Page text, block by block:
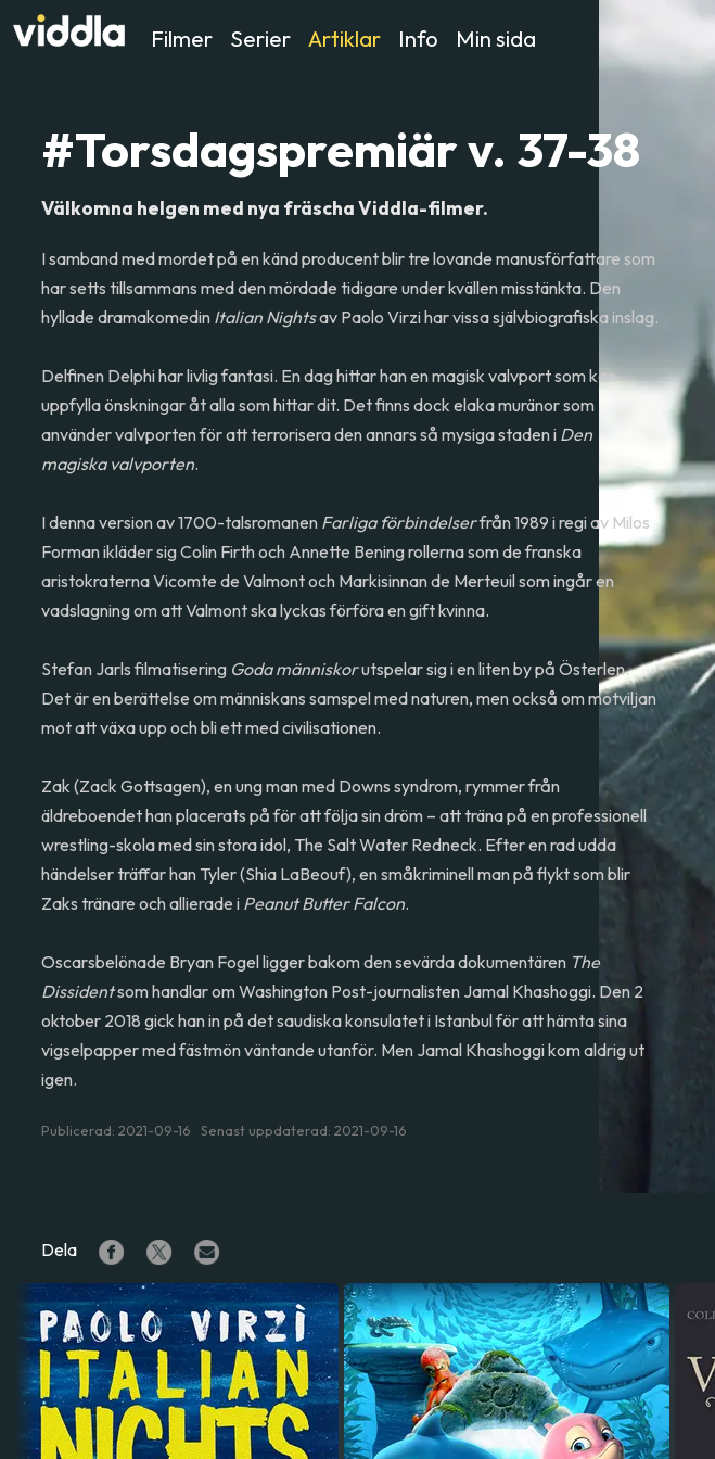
Filmer Serier Artiklar Info Min sida
#Torsdagspremiär v. 37-38
Välkomna helgen med nya fräscha Viddla-filmer.
I samband med mordet på en känd producent blir tre lovande manusförfattare som
har setts tillsammans med den mördade tidigare under kvällen misstänkta. Den
hyllade dramakomedin Italian Nightsav Paolo Virzi har vissa självbiografiska inslag.
Delfinen Delphi har livlig fantasi. En dag hittar han en magisk valvport som kan
uppfylla önskningar åt alla som hittar dit. Det finns dock elaka muränor som
använder valvporten för att terrorisera den annars så mysiga staden i Den
magiska valvporten.
I denna version av 1700-talsromanen Farliga förbindelserfrån 1989 i regi av Milos
Forman ikläder sig Colin Firth och Annette Bening rollerna som de franska
aristokraterna Vicomte de Valmont och Markisinnan de Merteuil som ingår en
vadslagning om att Valmont ska lyckas förföra en gift kvinna.
Stefan Jarls filmatisering Goda människorutspelar sig i en liten by på Österlen.
Det är en berättelse om människans samspel med naturen, men också om motviljan
mot att växa upp och bli ett med civilisationen.
Zak (Zack Gottsagen), en ung man med Downs syndrom, rymmer från
äldreboendet han placerats på för att följa sin dröm – att träna på en professionell
wrestling-skola med sin stora idol, The Salt Water Redneck. Efter en rad udda
händelser träffar han Tyler (Shia LaBeouf), en småkriminell man på flykt som blir
Zaks tränare och allierade i Peanut Butter Falcon.
Oscarsbelönade Bryan Fogel ligger bakom den sevärda dokumentären The
Dissidentsom handlar om Washington Post-journalisten Jamal Khashoggi. Den 2
oktober 2018 gick han in på det saudiska konsulatet i Istanbul för att hämta sina
vigselpapper med fästmön väntande utanför. Men Jamal Khashoggi kom aldrig ut
igen.
Publicerad: 2021-09-16 Senast uppdaterad: 2021-09-16
Dela